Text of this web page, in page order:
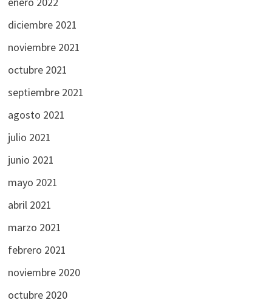
diciembre 2021
noviembre 2021
octubre 2021
septiembre 2021
agosto 2021
julio 2021
junio 2021
mayo 2021
abril 2021
marzo 2021
febrero 2021
noviembre 2020
octubre 2020